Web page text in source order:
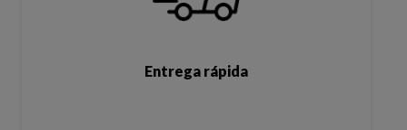
Entrega rápida